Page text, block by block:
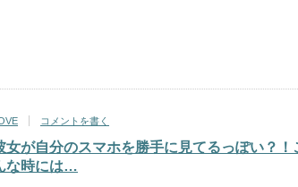
コメントを書く
女が自分のスマホを勝手に見てるっぽい？！
な時には…